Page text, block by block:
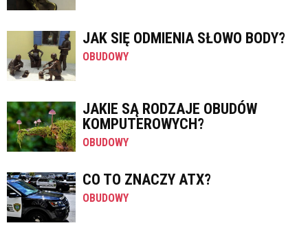
JAK SIĘ ODMIENIA SŁOWO BODY?
OBUDOWY
JAKIE SĄ RODZAJE OBUDÓW
KOMPUTEROWYCH?
OBUDOWY
CO TO ZNACZY ATX?
OBUDOWY